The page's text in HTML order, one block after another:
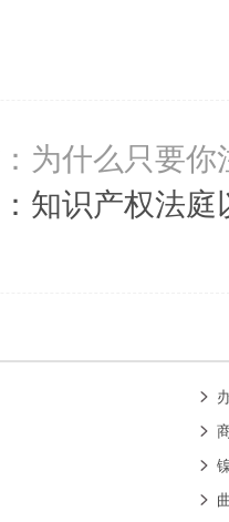
为什么只要
知识产权法